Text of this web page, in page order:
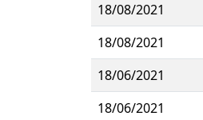
18/08/2021
18/08/2021
18/06/2021
18/06/2021